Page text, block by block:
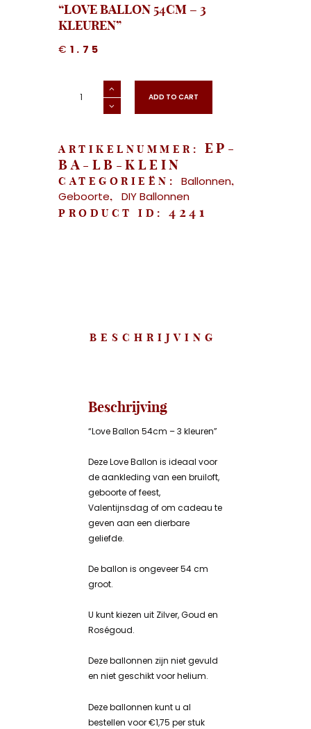
“LOVE BALLON 54CM – 3
KLEUREN”
€ 1.75
Ballon
54cm ADD TO CART
ARTIKELNUMMER: EP-
BA-LB-KLEIN
CATEGORIEËN: Ballonnen,
Geboorte, DIY Ballonnen
PRODUCT ID: 4241
BESCHRIJVING
Beschrijving
“Love Ballon 54cm – 3 kleuren”
Deze Love Ballon is ideaal voor
de aankleding van een bruiloft,
geboorte of feest,
Valentijnsdag of om cadeau te
geven aan een dierbare
geliefde.
De ballon is ongeveer 54 cm
groot.
U kunt kiezen uit Zilver, Goud en
Roségoud.
Deze ballonnen zijn niet gevuld
en niet geschikt voor helium.
Deze ballonnen kunt u al
bestellen voor €1,75 per stuk